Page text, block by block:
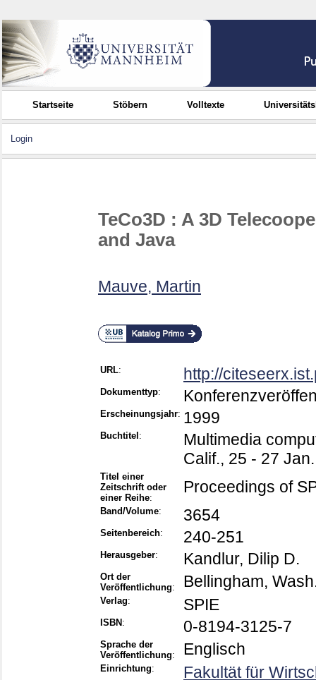
Startseite Stöbern Volltexte
Login
TeCo3D : A 3D
and Java
Mauve, Martin
URL: http://
Dokumenttyp:
Erscheinungsjahr: 1999
Buchtitel :
Multimedia
Calif., 25 - 27
Titel einer
Zeitschrift oder
einer Reihe:
Proceedings of
Band/Volume: 3654
Seitenbereich: 240-251
Herausgeber: Kandlur, Dilip D.
Ort der
Veröffentlichung: Bellingham,
Verlag: SPIE
ISBN : 0-8194-3125-7
Sprache der
Veröffentlichung: Englisch
Einrichtung:
Fakultät für